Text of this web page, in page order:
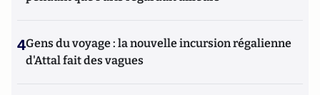
4Gens du voyage : la nouvelle incursion régalienne
d'Attal fait des vagues